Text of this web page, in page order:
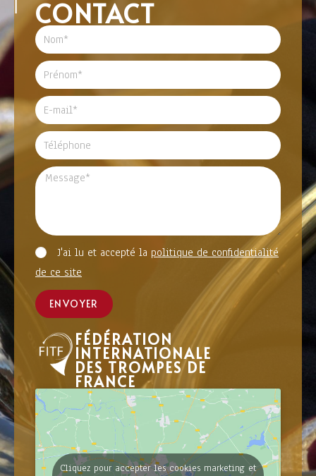
CONTACT
J'ai lu et accepté la politique de confidentialité
de ce site
ENVOYER
FÉDÉRATION
INTERNATIONALE
DES TROMPES DE
FRANCE
Cliquez pour accepter les cookies marketing et